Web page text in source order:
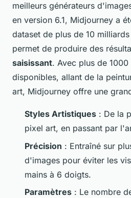
meilleurs générateurs
en version 6.1, Midjourney a
dataset de plus de 10
permet de produire des
saisissant. Avec plus de
disponibles, allant de la
art, Midjourney offre une
Styles Artistiques : De la
pixel art, en passant par
Précision : Entraîné sur
d'images pour éviter les
mains à 6 doigts.
Paramètres : Le nombre